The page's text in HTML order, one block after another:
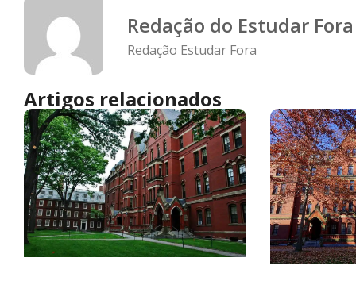
Redação do Estudar Fora
Redação Estudar Fora
Artigos relacionados